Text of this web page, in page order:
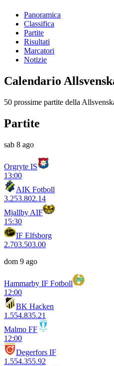
Panoramica
Classifica
Partite
Risultati
Marcatori
Notizie
Calendario
50 prossime partite della
Partite
sab 8 ago
Orgryte IS
13:00
AIK Fotboll
3.253.802.14
Mjallby AIF
15:30
IF Elfsborg
2.703.503.00
dom 9 ago
Hammarby IF Fotboll
12:00
BK Hacken
1.554.835.21
Malmo FF
12:00
Degerfors IF
1.554.355.92